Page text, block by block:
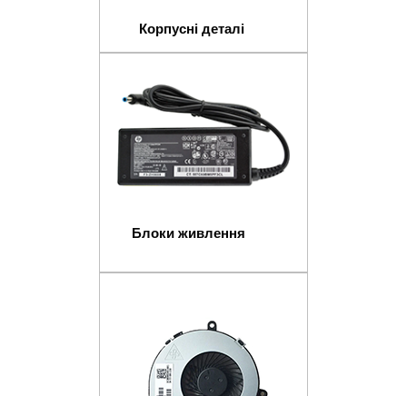
Корпусні деталі
Блоки живлення